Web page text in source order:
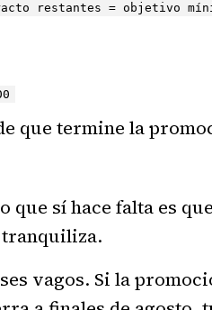
restantes = objetivo
que termine la
que sí hace falta es
tranquiliza.
vagos. Si la